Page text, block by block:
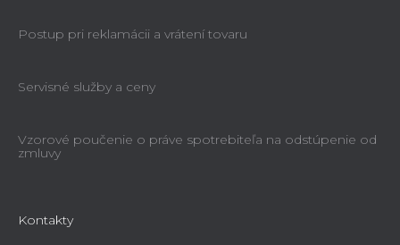
Postup pri reklamácii a vrátení tovaru
Servisné služby a ceny
Vzorové poučenie o práve spotrebiteľa na odstúpenie od
zmluvy
Kontakty